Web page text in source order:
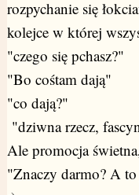
rozpychanie się
kolejce w której
"czego się pchasz?"
"Bo cośtam dają"
"co dają?"
"dziwna rzecz,
Ale promocja
"Znaczy darmo? A